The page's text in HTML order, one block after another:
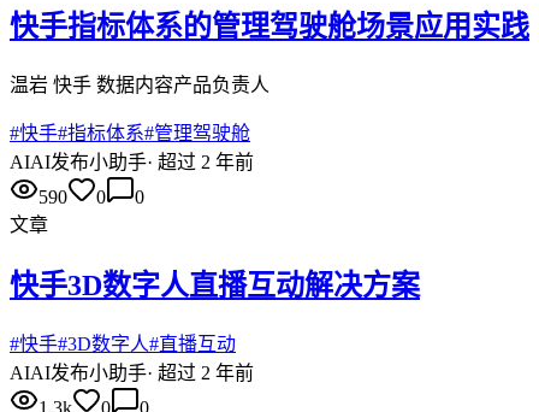
快手指标体系的管理驾驶舱场景应用实践
温岩 快手 数据内容产品负责人
#快手#指标体系#管理驾驶舱
AIAI发布小助手· 超过 2 年前
590
0
0
文章
快手3D数字人直播互动解决方案
#快手#3D数字人#直播互动
AIAI发布小助手· 超过 2 年前
1.3k
0
0